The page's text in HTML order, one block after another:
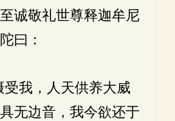
诚敬礼世尊释迦牟尼
曰：
受我，人天供养大威
无边音，我今欲还于